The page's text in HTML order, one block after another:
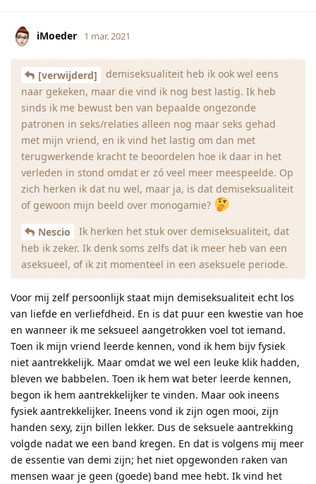
iMoeder 1 mar. 2021
[verwijderd]
demiseksualiteit heb ik ook wel eens
naar gekeken, maar die vind ik nog best lastig. Ik heb
sinds ik me bewust ben van bepaalde ongezonde
patronen in seks/relaties alleen nog maar seks gehad
met mijn vriend, en ik vind het lastig om dan met
terugwerkende kracht te beoordelen hoe ik daar in het
verleden in stond omdat er zó veel meer meespeelde. Op
zich herken ik dat nu wel, maar ja, is dat demiseksualiteit
of gewoon mijn beeld over monogamie?
Nescio
Ik herken het stuk over demiseksualiteit, dat
heb ik zeker. Ik denk soms zelfs dat ik meer heb van een
aseksueel, of ik zit momenteel in een aseksuele periode.
Voor mij zelf persoonlijk staat mijn demiseksualiteit echt los
van liefde en verliefdheid. En is dat puur een kwestie van hoe
en wanneer ik me seksueel aangetrokken voel tot iemand.
Toen ik mijn vriend leerde kennen, vond ik hem bijv fysiek
niet aantrekkelijk. Maar omdat we wel een leuke klik hadden,
bleven we babbelen. Toen ik hem wat beter leerde kennen,
begon ik hem aantrekkelijker te vinden. Maar ook ineens
fysiek aantrekkelijker. Ineens vond ik zijn ogen mooi, zijn
handen sexy, zijn billen lekker. Dus de seksuele aantrekking
volgde nadat we een band kregen. En dat is volgens mij meer
de essentie van demi zijn; het niet opgewonden raken van
mensen waar je geen (goede) band mee hebt. Ik vind het